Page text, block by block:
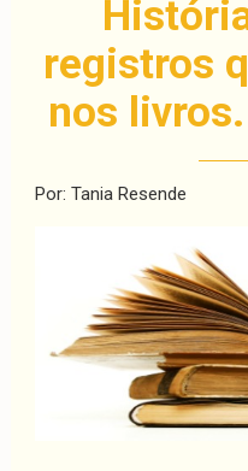
registros
nos
Por: Tania Resende